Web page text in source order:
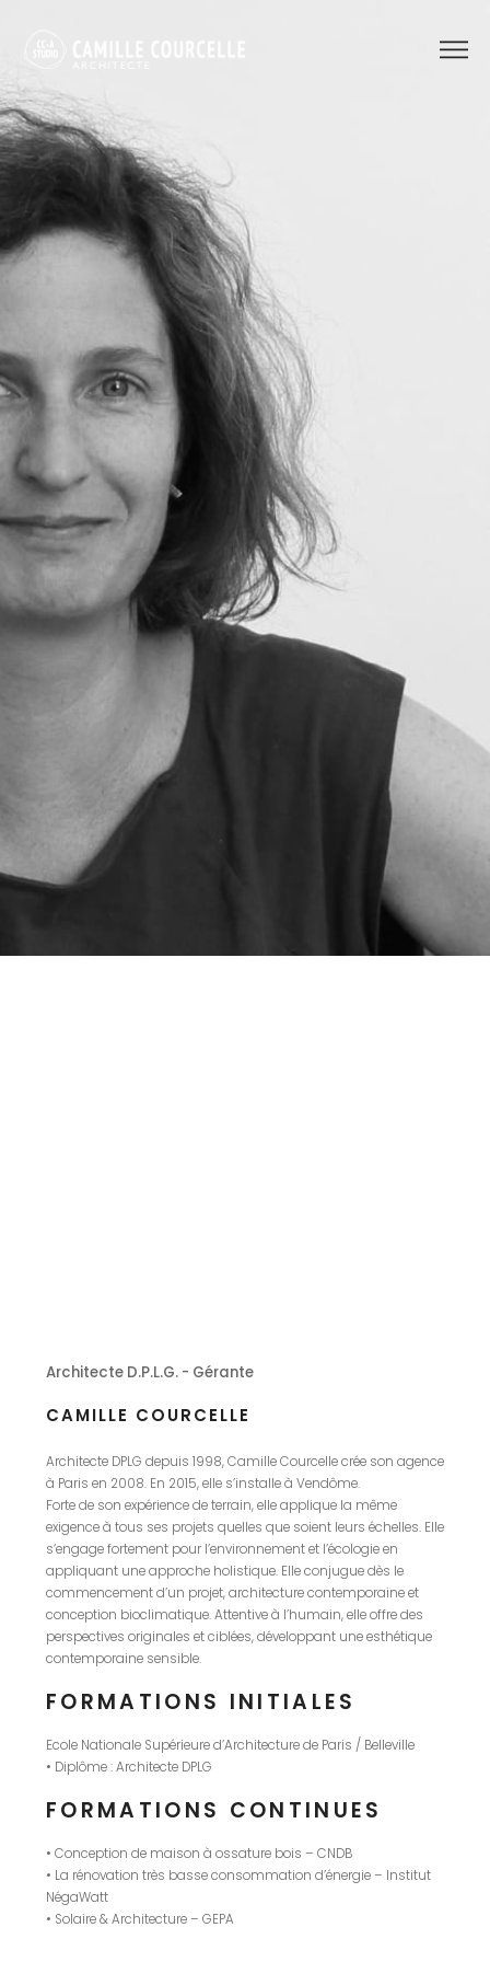
Architecte D.P.L.G. - Gérante
CAMILLE COURCELLE
Architecte DPLG depuis 1998, Camille Courcelle crée son agence
à Paris en 2008. En 2015, elle s’installe à Vendôme.
Forte de son expérience de terrain, elle applique la même
exigence à tous ses projets quelles que soient leurs échelles. Elle
s’engage fortement pour l’environnement et l’écologie en
appliquant une approche holistique. Elle conjugue dès le
commencement d’un projet, architecture contemporaine et
conception bioclimatique. Attentive à l’humain, elle offre des
perspectives originales et ciblées, développant une esthétique
contemporaine sensible.
FORMATIONS INITIALES
Ecole Nationale Supérieure d’Architecture de Paris / Belleville
• Diplôme : Architecte DPLG
FORMATIONS CONTINUES
• Conception de maison à ossature bois – CNDB
• La rénovation très basse consommation d’énergie – Institut
NégaWatt
• Solaire & Architecture – GEPA